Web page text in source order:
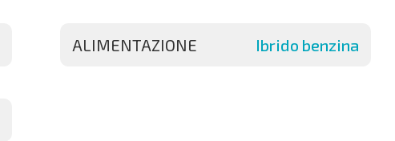
ALIMENTAZIONE Ibrido benzina